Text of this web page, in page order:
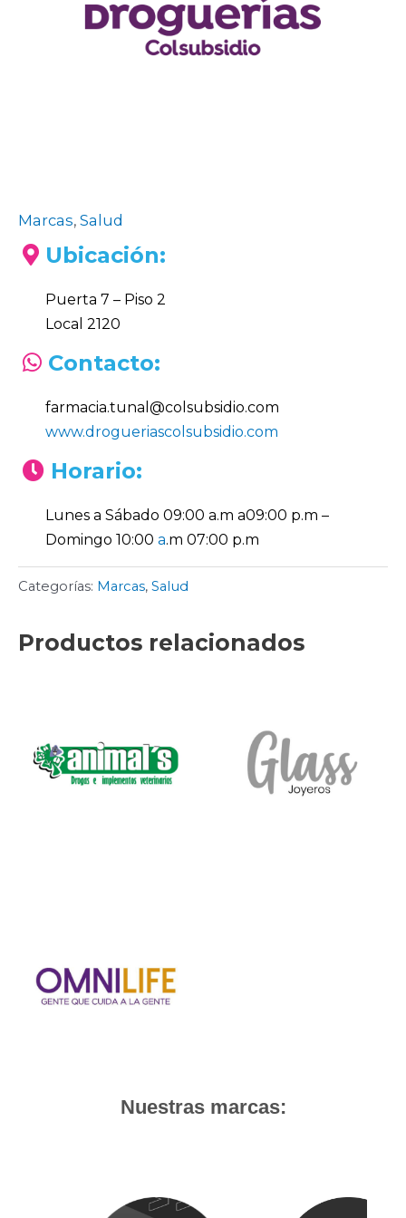
Marcas, Salud
Ubicación:
Puerta 7 – Piso 2
Local 2120
Contacto:
farmacia.tunal@colsubsidio.com
www.drogueriascolsubsidio.com
Horario:
Lunes a Sábado 09:00 a.m a09:00 p.m –
Domingo 10:00 a.m 07:00 p.m
Categorías: Marcas, Salud
Productos relacionados
Nuestras marcas: